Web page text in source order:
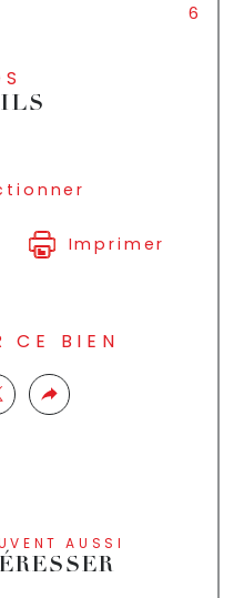
6
Imprimer
CE BIEN
AUSSI